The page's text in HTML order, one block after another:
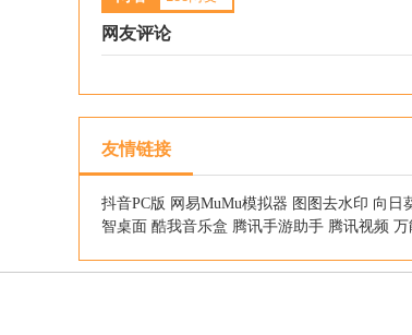
网友评论
友情链接
抖音PC版 网易MuMu模拟器 图图去水印 向日
智桌面 酷我音乐盒 腾讯手游助手 腾讯视频 万